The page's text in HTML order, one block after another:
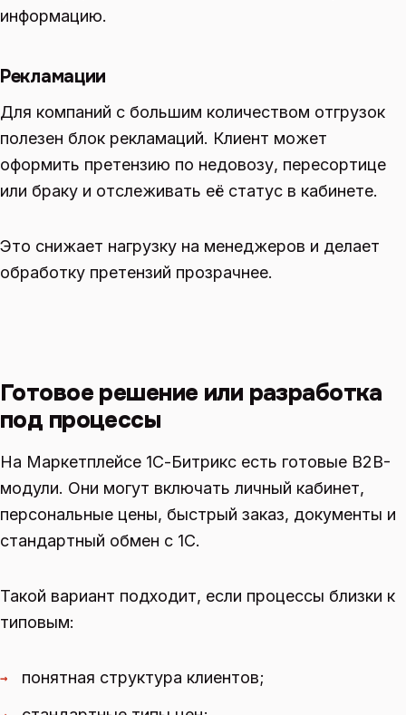
информацию.
Рекламации
Для компаний с большим количеством отгрузок
полезен блок рекламаций. Клиент может
оформить претензию по недовозу, пересортице
или браку и отслеживать её статус в кабинете.
Это снижает нагрузку на менеджеров и делает
обработку претензий прозрачнее.
Готовое решение или разработка
под процессы
На Маркетплейсе 1С-Битрикс есть готовые B2B-
модули. Они могут включать личный кабинет,
персональные цены, быстрый заказ, документы и
стандартный обмен с 1С.
Такой вариант подходит, если процессы близки к
типовым:
→ понятная структура клиентов;